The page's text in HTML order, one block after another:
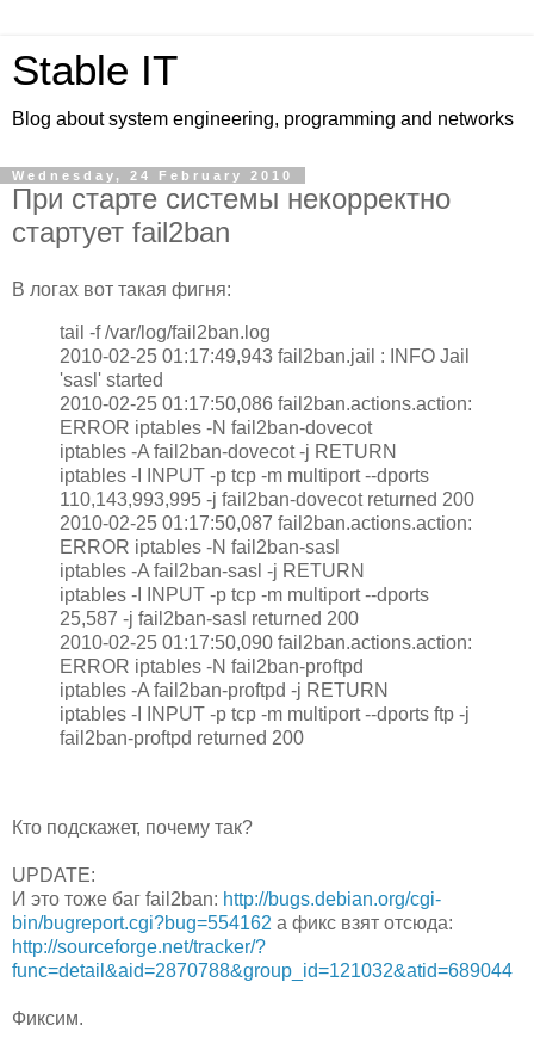
Stable IT
Blog about system engineering, programming and networks
Wednesday, 24 February 2010
При старте системы некорректно
стартует fail2ban
В логах вот такая фигня:
tail -f /var/log/fail2ban.log
2010-02-25 01:17:49,943 fail2ban.jail : INFO Jail
'sasl' started
2010-02-25 01:17:50,086 fail2ban.actions.action:
ERROR iptables -N fail2ban-dovecot
iptables -A fail2ban-dovecot -j RETURN
iptables -I INPUT -p tcp -m multiport --dports
110,143,993,995 -j fail2ban-dovecot returned 200
2010-02-25 01:17:50,087 fail2ban.actions.action:
ERROR iptables -N fail2ban-sasl
iptables -A fail2ban-sasl -j RETURN
iptables -I INPUT -p tcp -m multiport --dports
25,587 -j fail2ban-sasl returned 200
2010-02-25 01:17:50,090 fail2ban.actions.action:
ERROR iptables -N fail2ban-proftpd
iptables -A fail2ban-proftpd -j RETURN
iptables -I INPUT -p tcp -m multiport --dports ftp -j
fail2ban-proftpd returned 200
Кто подскажет, почему так?
UPDATE:
И это тоже баг fail2ban: http://bugs.debian.org/cgi-
bin/bugreport.cgi?bug=554162 а фикс взят отсюда:
http://sourceforge.net/tracker/?
func=detail&aid=2870788&group_id=121032&atid=689044
Фиксим.